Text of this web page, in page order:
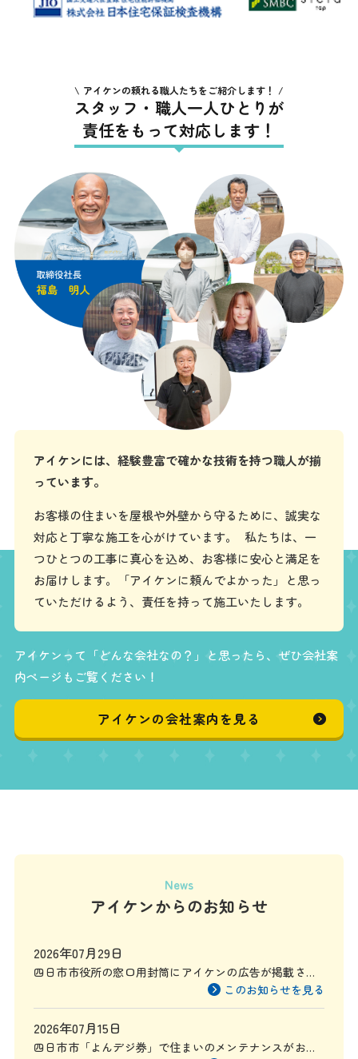
アイケンの頼れる職人たちをご紹介します！
スタッフ・職人一人ひとりが
責任をもって対応します！
アイケンには、経験豊富で確かな技術を持つ職人が揃
っています。
お客様の住まいを屋根や外壁から守るために、誠実な
対応と丁寧な施工を心がけています。 私たちは、一
つひとつの工事に真心を込め、お客様に安心と満足を
お届けします。「アイケンに頼んでよかった」と思っ
ていただけるよう、責任を持って施工いたします。
アイケンって「どんな会社なの？」と思ったら、ぜひ会社案
内ページもご覧ください！
アイケンの会社案内を見る
News
アイケンからのお知らせ
2026年07月29日
四日市市役所の窓口用封筒にアイケンの広告が掲載され
このお知らせを見る
2026年07月15日
四日市市「よんデジ券」で住まいのメンテナンスがお得